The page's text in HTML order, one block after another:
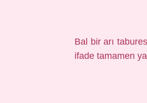
Bal bir arı
ifade tamamen